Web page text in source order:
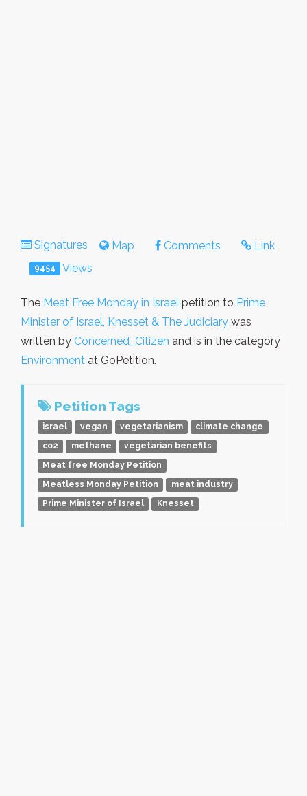
Signatures Map Comments Link
9454 Views
The Meat Free Monday in Israel petition to Prime
Minister of Israel, Knesset & The Judiciary was
written by Concerned_Citizen and is in the category
Environment at GoPetition.
Petition Tags
israel vegan vegetarianism
climate change
co2
methane
vegetarian benefits
Meat free Monday Petition
Meatless Monday Petition
meat industry
Prime Minister of Israel
Knesset